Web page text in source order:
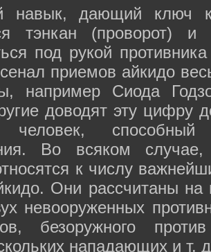
навык, дающий ключ
тэнкан (проворот)
под рукой
приемов айкидо
например Сиода
доводят эту цифру
человек,
Во всяком
к числу
Они рассчитаны
невооруженных
безоружного
нападающих и т.